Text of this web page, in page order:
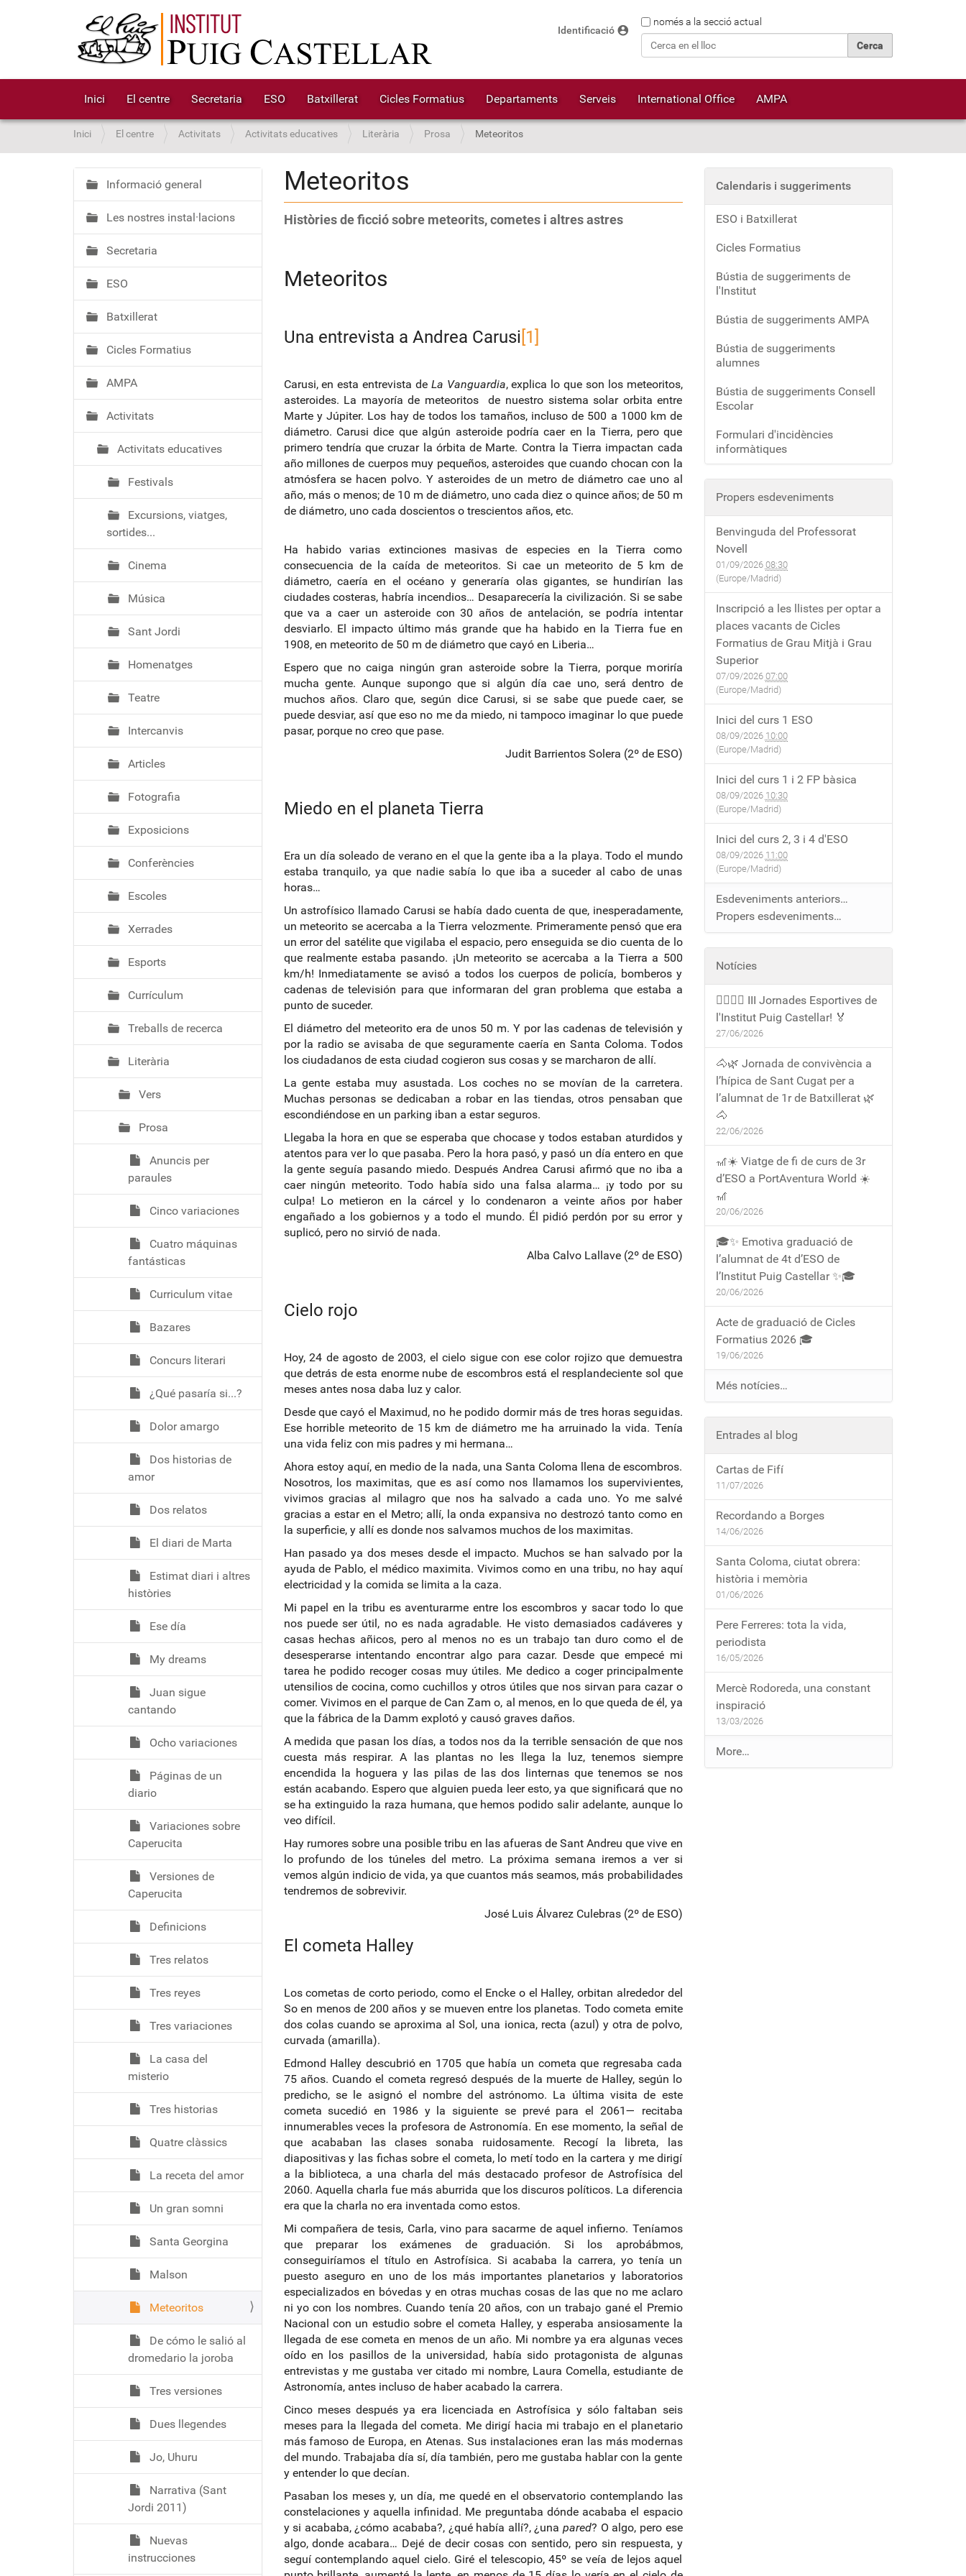
Cercanomés a la secció actual
Identificació account_circle
Inici El centre Secretaria ESO Batxillerat Cicles Formatius Departaments Serveis International Office AMPA
S
o
u
:
Inici El centre Activitats Activitats educatives Literària Prosa Meteoritos
Meteoritos
Històries de ficció sobre meteorits, cometes i altres astres
Meteoritos
Una entrevista a Andrea Carusi [1]
Carusi, en esta entrevista de La Vanguardia, explica lo que son los meteoritos,
asteroides. La mayoría de meteoritos de nuestro sistema solar orbita entre
Marte y Júpiter. Los hay de todos los tamaños, incluso de 500 a 1000 km de
diámetro. Carusi dice que algún asteroide podría caer en la Tierra, pero que
primero tendría que cruzar la órbita de Marte. Contra la Tierra impactan cada
año millones de cuerpos muy pequeños, asteroides que cuando chocan con la
atmósfera se hacen polvo. Y asteroides de un metro de diámetro cae uno al
año, más o menos; de 10 m de diámetro, uno cada diez o quince años; de 50 m
de diámetro, uno cada doscientos o trescientos años, etc.
Ha habido varias extinciones masivas de especies en la Tierra como
consecuencia de la caída de meteoritos. Si cae un meteorito de 5 km de
diámetro, caería en el océano y generaría olas gigantes, se hundirían las
ciudades costeras, habría incendios… Desaparecería la civilización. Si se sabe
que va a caer un asteroide con 30 años de antelación, se podría intentar
desviarlo. El impacto último más grande que ha habido en la Tierra fue en
1908, en meteorito de 50 m de diámetro que cayó en Liberia…
Espero que no caiga ningún gran asteroide sobre la Tierra, porque moriría
mucha gente. Aunque supongo que si algún día cae uno, será dentro de
muchos años. Claro que, según dice Carusi, si se sabe que puede caer, se
puede desviar, así que eso no me da miedo, ni tampoco imaginar lo que puede
pasar, porque no creo que pase.
Judit Barrientos Solera (2º de ESO)
Miedo en el planeta Tierra
Era un día soleado de verano en el que la gente iba a la playa. Todo el mundo
estaba tranquilo, ya que nadie sabía lo que iba a suceder al cabo de unas
horas…
Un astrofísico llamado Carusi se había dado cuenta de que, inesperadamente,
un meteorito se acercaba a la Tierra velozmente. Primeramente pensó que era
un error del satélite que vigilaba el espacio, pero enseguida se dio cuenta de lo
que realmente estaba pasando. ¡Un meteorito se acercaba a la Tierra a 500
km/h! Inmediatamente se avisó a todos los cuerpos de policía, bomberos y
cadenas de televisión para que informaran del gran problema que estaba a
punto de suceder.
El diámetro del meteorito era de unos 50 m. Y por las cadenas de televisión y
por la radio se avisaba de que seguramente caería en Santa Coloma. Todos
los ciudadanos de esta ciudad cogieron sus cosas y se marcharon de allí.
La gente estaba muy asustada. Los coches no se movían de la carretera.
Muchas personas se dedicaban a robar en las tiendas, otros pensaban que
escondiéndose en un parking iban a estar seguros.
Llegaba la hora en que se esperaba que chocase y todos estaban aturdidos y
atentos para ver lo que pasaba. Pero la hora pasó, y pasó un día entero en que
la gente seguía pasando miedo. Después Andrea Carusi afirmó que no iba a
caer ningún meteorito. Todo había sido una falsa alarma… ¡y todo por su
culpa! Lo metieron en la cárcel y lo condenaron a veinte años por haber
engañado a los gobiernos y a todo el mundo. Él pidió perdón por su error y
suplicó, pero no sirvió de nada.
Alba Calvo Lallave (2º de ESO)
Cielo rojo
Hoy, 24 de agosto de 2003, el cielo sigue con ese color rojizo que demuestra
que detrás de esta enorme nube de escombros está el resplandeciente sol que
meses antes nosa daba luz y calor.
Desde que cayó el Maximud, no he podido dormir más de tres horas seguidas.
Ese horrible meteorito de 15 km de diámetro me ha arruinado la vida. Tenía
una vida feliz con mis padres y mi hermana…
Ahora estoy aquí, en medio de la nada, una Santa Coloma llena de escombros.
Nosotros, los maximitas, que es así como nos llamamos los supervivientes,
vivimos gracias al milagro que nos ha salvado a cada uno. Yo me salvé
gracias a estar en el Metro; allí, la onda expansiva no destrozó tanto como en
la superficie, y allí es donde nos salvamos muchos de los maximitas.
Han pasado ya dos meses desde el impacto. Muchos se han salvado por la
ayuda de Pablo, el médico maximita. Vivimos como en una tribu, no hay aquí
electricidad y la comida se limita a la caza.
Mi papel en la tribu es aventurarme entre los escombros y sacar todo lo que
nos puede ser útil, no es nada agradable. He visto demasiados cadáveres y
casas hechas añicos, pero al menos no es un trabajo tan duro como el de
desesperarse intentando encontrar algo para cazar. Desde que empecé mi
tarea he podido recoger cosas muy útiles. Me dedico a coger principalmente
utensilios de cocina, como cuchillos y otros útiles que nos sirvan para cazar o
comer. Vivimos en el parque de Can Zam o, al menos, en lo que queda de él, ya
que la fábrica de la Damm explotó y causó graves daños.
A medida que pasan los días, a todos nos da la terrible sensación de que nos
cuesta más respirar. A las plantas no les llega la luz, tenemos siempre
encendida la hoguera y las pilas de las dos linternas que tenemos se nos
están acabando. Espero que alguien pueda leer esto, ya que significará que no
se ha extinguido la raza humana, que hemos podido salir adelante, aunque lo
veo difícil.
Hay rumores sobre una posible tribu en las afueras de Sant Andreu que vive en
lo profundo de los túneles del metro. La próxima semana iremos a ver si
vemos algún indicio de vida, ya que cuantos más seamos, más probabilidades
tendremos de sobrevivir.
José Luis Álvarez Culebras (2º de ESO)
El cometa Halley
Los cometas de corto periodo, como el Encke o el Halley, orbitan alrededor del
So en menos de 200 años y se mueven entre los planetas. Todo cometa emite
dos colas cuando se aproxima al Sol, una ionica, recta (azul) y otra de polvo,
curvada (amarilla).
Edmond Halley descubrió en 1705 que había un cometa que regresaba cada
75 años. Cuando el cometa regresó después de la muerte de Halley, según lo
predicho, se le asignó el nombre del astrónomo. La última visita de este
cometa sucedió en 1986 y la siguiente se prevé para el 2061— recitaba
innumerables veces la profesora de Astronomía. En ese momento, la señal de
que acababan las clases sonaba ruidosamente. Recogí la libreta, las
diapositivas y las fichas sobre el cometa, lo metí todo en la cartera y me dirigí
a la biblioteca, a una charla del más destacado profesor de Astrofísica del
2060. Aquella charla fue más aburrida que los discuros políticos. La diferencia
era que la charla no era inventada como estos.
Mi compañera de tesis, Carla, vino para sacarme de aquel infierno. Teníamos
que preparar los exámenes de graduación. Si los aprobábmos,
conseguiríamos el título en Astrofísica. Si acababa la carrera, yo tenía un
puesto aseguro en uno de los más importantes planetarios y laboratorios
especializados en bóvedas y en otras muchas cosas de las que no me aclaro
ni yo con los nombres. Cuando tenía 20 años, con un trabajo gané el Premio
Nacional con un estudio sobre el cometa Halley, y esperaba ansiosamente la
llegada de ese cometa en menos de un año. Mi nombre ya era algunas veces
oído en los pasillos de la universidad, había sido protagonista de algunas
entrevistas y me gustaba ver citado mi nombre, Laura Comella, estudiante de
Astronomía, antes incluso de haber acabado la carrera.
Cinco meses después ya era licenciada en Astrofísica y sólo faltaban seis
meses para la llegada del cometa. Me dirigí hacia mi trabajo en el planetario
más famoso de Europa, en Atenas. Sus instalaciones eran las más modernas
del mundo. Trabajaba día sí, día también, pero me gustaba hablar con la gente
y entender lo que decían.
Pasaban los meses y, un día, me quedé en el observatorio contemplando las
constelaciones y aquella infinidad. Me preguntaba dónde acababa el espacio
y si acababa, ¿cómo acababa?, ¿qué había allí?, ¿unapared? O algo, pero ese
algo, donde acabara… Dejé de decir cosas con sentido, pero sin respuesta, y
seguí contemplando aquel cielo. Giré el telescopio, 45º se veía de lejos aquel
N
a
v
e
g
a
c
ó
Informació general
Les nostres instal·lacions
Secretaria
ESO
Batxillerat
Cicles Formatius
AMPA
Activitats
Activitats educatives
Festivals
Excursions, viatges,
sortides...
Cinema
Música
Sant Jordi
Homenatges
Teatre
Intercanvis
Articles
Fotografia
Exposicions
Conferències
Escoles
Xerrades
Esports
Currículum
Treballs de recerca
Literària
Vers
Prosa
Anuncis per
paraules
Cinco variaciones
Cuatro máquinas
fantásticas
Curriculum vitae
Bazares
Concurs literari
¿Qué pasaría si...?
Dolor amargo
Dos historias de
amor
Dos relatos
El diari de Marta
Estimat diari i altres
històries
Ese día
My dreams
Juan sigue
cantando
Ocho variaciones
Páginas de un
diario
Variaciones sobre
Caperucita
Versiones de
Caperucita
Definicions
Tres relatos
Tres reyes
Tres variaciones
La casa del
misterio
Tres historias
Quatre clàssics
La receta del amor
Un gran somni
Santa Georgina
Malson
Meteoritos
De cómo le salió al
dromedario la joroba
Tres versiones
Dues llegendes
Jo, Uhuru
Narrativa (Sant
Jordi 2011)
Nuevas
instrucciones
Calendaris i suggeriments
ESO i Batxillerat
Cicles Formatius
Bústia de suggeriments de
l'Institut
Bústia de suggeriments AMPA
Bústia de suggeriments
alumnes
Bústia de suggeriments Consell
Escolar
Formulari d'incidències
informàtiques
Propers esdeveniments
Benvinguda del Professorat
Novell
01/09/2026 08:30
(Europe/Madrid)
Inscripció a les llistes per optar a
places vacants de Cicles
Formatius de Grau Mitjà i Grau
Superior
07/09/2026 07:00
(Europe/Madrid)
Inici del curs 1 ESO
08/09/2026 10:00
(Europe/Madrid)
Inici del curs 1 i 2 FP bàsica
08/09/2026 10:30
(Europe/Madrid)
Inici del curs 2, 3 i 4 d'ESO
08/09/2026 11:00
(Europe/Madrid)
Esdeveniments anteriors…
Propers esdeveniments…
Notícies
🏃‍♀️🏃‍♂️ III Jornades Esportives de
l'Institut Puig Castellar! 🏅
27/06/2026
🐴🌿 Jornada de convivència a
l’hípica de Sant Cugat per a
l’alumnat de 1r de Batxillerat 🌿
🐴
22/06/2026
🎢☀️ Viatge de fi de curs de 3r
d’ESO a PortAventura World ☀️
🎢
20/06/2026
🎓✨ Emotiva graduació de
l’alumnat de 4t d’ESO de
l’Institut Puig Castellar ✨🎓
20/06/2026
Acte de graduació de Cicles
Formatius 2026 🎓
19/06/2026
Més notícies…
Entrades al blog
Cartas de Fifí
11/07/2026
Recordando a Borges
14/06/2026
Santa Coloma, ciutat obrera:
història i memòria
01/06/2026
Pere Ferreres: tota la vida,
periodista
16/05/2026
Mercè Rodoreda, una constant
inspiració
13/03/2026
E
n
More…